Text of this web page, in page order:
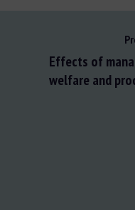
Effects of
welfare and